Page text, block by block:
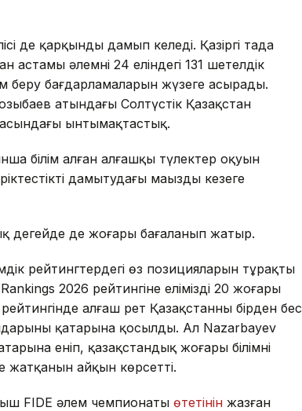
де қарқынды дамып келеді. Қазіргі таңда
әлемнің 24 еліндегі 131 шетелдік
беру бағдарламаларын жүзеге асырады.
атындағы Солтүстік Қазақстан
ынтымақтастық.
білім алған алғашқы түлектер оқуын
дамытудағы маңызды кезеңге
деңгейде де жоғары бағаланып жатыр.
рейтингтердегі өз позицияларын тұрақты
2026 рейтингіне еліміздің 20 жоғары
алғаш рет Қазақстанның бірден бес
қатарына қосылды. Ал Nazarbayev
еніп, қазақстандық жоғары білімнің
жатқанын айқын көрсетті.
FIDE әлем чемпионаты өтетінін жазған